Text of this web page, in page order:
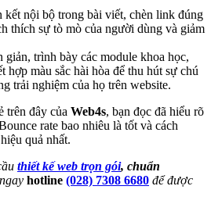
kết nội bộ trong bài viết, chèn link đúng
thích sự tò mò của người dùng và giảm
trình bày các module khoa học,
hợp màu sắc hài hòa để thu hút sự chú
trải nghiệm của họ trên website.
trên đây của Web4s, bạn đọc đã hiểu rõ
rate bao nhiêu là tốt và cách
quả nhất.
thiết kế web trọn gói, chuẩn
hotline (028) 7308 6680 để được